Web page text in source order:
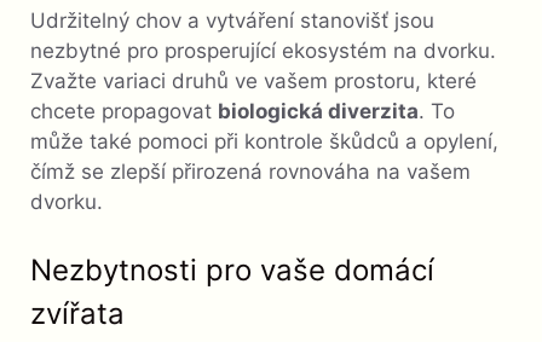
Udržitelný chov a vytváření stanovišť jsou
nezbytné pro prosperující ekosystém na dvorku.
Zvažte variaci druhů ve vašem prostoru, které
chcete propagovat biologická diverzita. To
může také pomoci při kontrole škůdců a opylení,
čímž se zlepší přirozená rovnováha na vašem
dvorku.
Nezbytnosti pro vaše domácí
zvířata